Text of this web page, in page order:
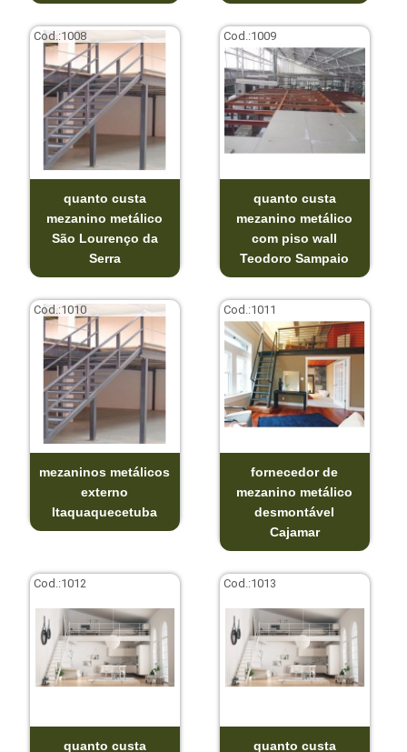
Cod.:1008
quanto custa
mezanino metálico
São Lourenço da
Serra
Cod.:1009
quanto custa
mezanino metálico
com piso wall
Teodoro Sampaio
Cod.:1010
mezaninos metálicos
externo
Itaquaquecetuba
Cod.:1011
fornecedor de
mezanino metálico
desmontável
Cajamar
Cod.:1012
quanto custa
Cod.:1013
quanto custa